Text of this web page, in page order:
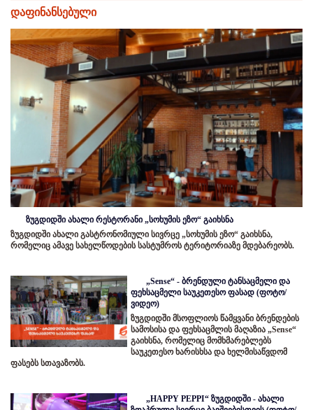
დაფინანსებული
ზუგდიდში ახალი რესტორანი „სოხუმის ეზო“ გაიხსნა
ზუგდიდში ახალი გასტრონომიული სივრცე „სოხუმის ეზო“ გაიხსნა,
რომელიც ამავე სახელწოდების სასტუმროს ტერიტორიაზე მდებარეობს.
„Sense“ - ბრენდული ტანსაცმელი და
ფეხსაცმელი საუკეთესო ფასად (ფოტო/
ვიდეო)
ზუგდიდში მსოფლიოს წამყვანი ბრენდების
სამოსისა და ფეხსაცმლის მაღაზია „Sense“
გაიხსნა, რომელიც მომხმარებლებს
საუკეთესო ხარისხსა და ხელმისაწვდომ
ფასებს სთავაზობს.
„HAPPY PEPPI“ ზუგდიდში - ახალი